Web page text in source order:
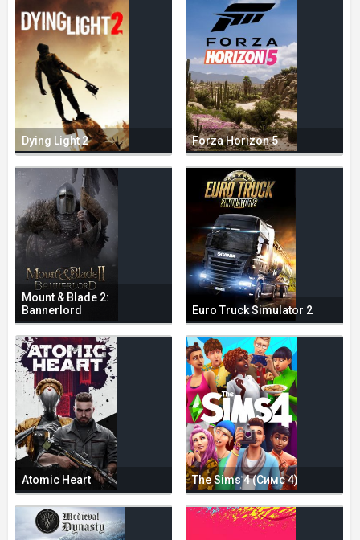
Dying Light 2 Forza Horizon 5
Mount & Blade 2:
Bannerlord
Euro Truck Simulator 2
Atomic Heart The Sims 4 (Симс 4)